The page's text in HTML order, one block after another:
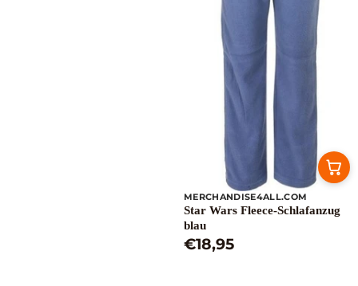
MERCHANDISE4ALL.COM
Star Wars Fleece-Schlafanzug
blau
€18,95